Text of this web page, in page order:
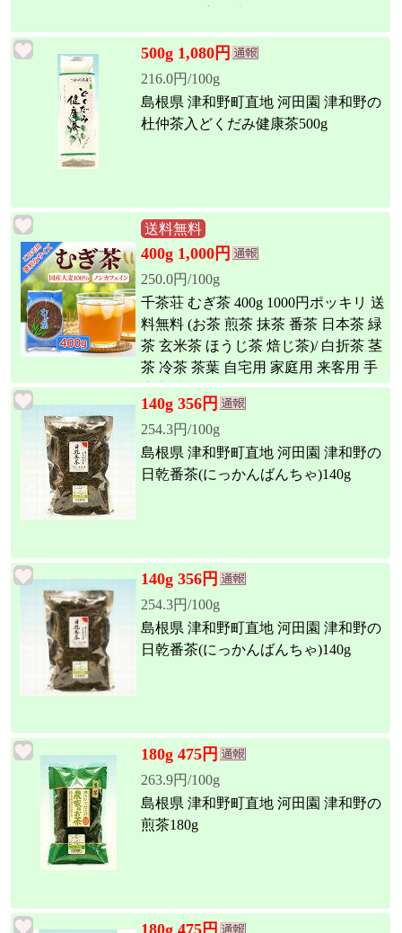
500g 1,080円
216.0円/100g
島根県 津和野町直地 河田園 津和野の
杜仲茶入どくだみ健康茶500g
送料無料
400g 1,000円
250.0円/100g
千茶荘 むぎ茶 400g 1000円ポッキリ 送
料無料 (お茶 煎茶 抹茶 番茶 日本茶 緑
茶 玄米茶 ほうじ茶 焙じ茶)/ 白折茶 茎
茶 冷茶 茶葉 自宅用 家庭用 来客用 手
土産 内祝い 島根)
140g 356円
254.3円/100g
島根県 津和野町直地 河田園 津和野の
日乾番茶(にっかんばんちゃ)140g
140g 356円
254.3円/100g
島根県 津和野町直地 河田園 津和野の
日乾番茶(にっかんばんちゃ)140g
180g 475円
263.9円/100g
島根県 津和野町直地 河田園 津和野の
煎茶180g
180g 475円